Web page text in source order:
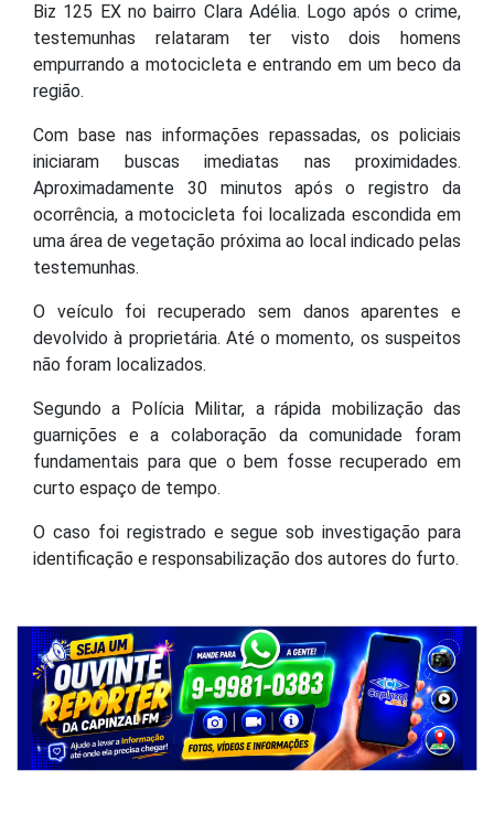
para atender uma ocorrência de furto de uma Honda
Biz 125 EX no bairro Clara Adélia. Logo após o crime,
testemunhas relataram ter visto dois homens
empurrando a motocicleta e entrando em um beco da
Com base nas informações repassadas, os policiais
iniciaram buscas imediatas nas proximidades.
Aproximadamente 30 minutos após o registro da
ocorrência, a motocicleta foi localizada escondida em
uma área de vegetação próxima ao local indicado pelas
O veículo foi recuperado sem danos aparentes e
devolvido à proprietária. Até o momento, os suspeitos
Segundo a Polícia Militar, a rápida mobilização das
guarnições e a colaboração da comunidade foram
fundamentais para que o bem fosse recuperado em
O caso foi registrado e segue sob investigação para